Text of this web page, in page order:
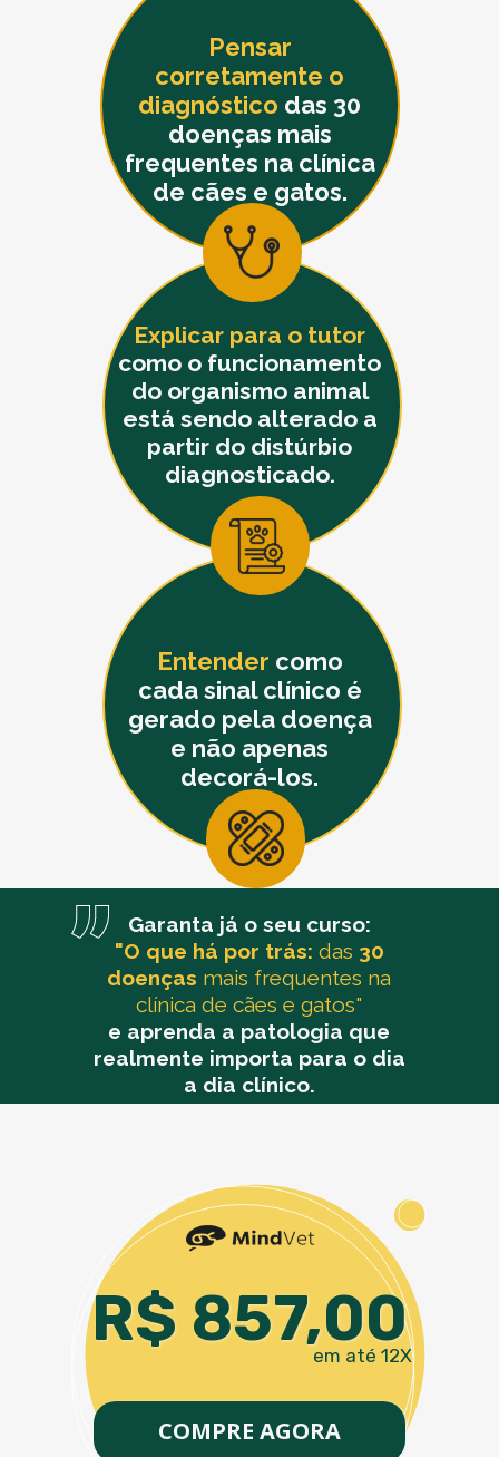
Pensar
corretamente o
diagnóstico das 30
doenças mais
frequentes na clínica
de cães e gatos.
Entender como
cada sinal clínico é
gerado pela doença
e não apenas
decorá-los.
Explicar para o tutor
como o funcionamento
do organismo animal
está sendo alterado a
partir do distúrbio
diagnosticado.
Garanta já o seu curso:
"O que há por trás: das 30
doenças mais frequentes na
clínica de cães e gatos"
e aprenda a patologia que
realmente importa para o dia
a dia clínico.
COMPRE AGORA
em até 12X
R$ 857,00